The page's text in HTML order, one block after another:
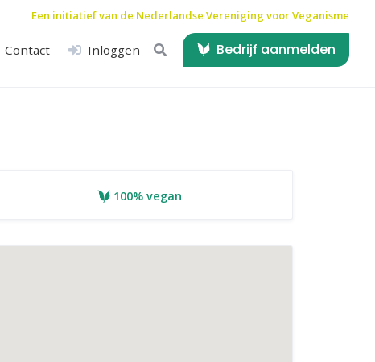
Een initiatief van de Nederlandse Vereniging voor Veganisme
Contact Inloggen Bedrijf aanmelden
100% vegan